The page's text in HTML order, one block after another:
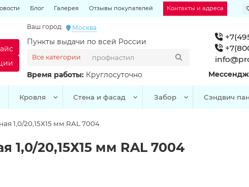
Блог Галерея Отзывы покупателей Контакты и адреса
Ваш город: Москва
Пункты выдачи по всей России
Время работы: Круглосуточно
Все категории
Кровля Стена и фасад Забор Сэндвич
1,0/20,15Х15 мм RAL 7004
1,0/20,15Х15 мм RAL 7004